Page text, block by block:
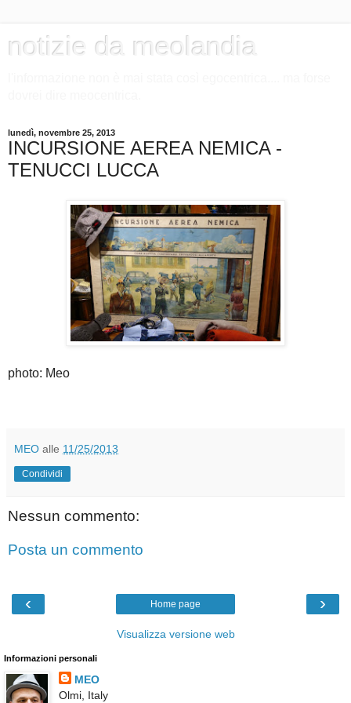
notizie da meolandia
lunedì, novembre 25, 2013
INCURSIONE AEREA NEMICA -
TENUCCI LUCCA
photo: Meo
MEO alle 11/25/2013
Condividi
Nessun commento:
Posta un commento
‹ ›
Home page
Visualizza versione web
Informazioni personali
MEO
Olmi, Italy